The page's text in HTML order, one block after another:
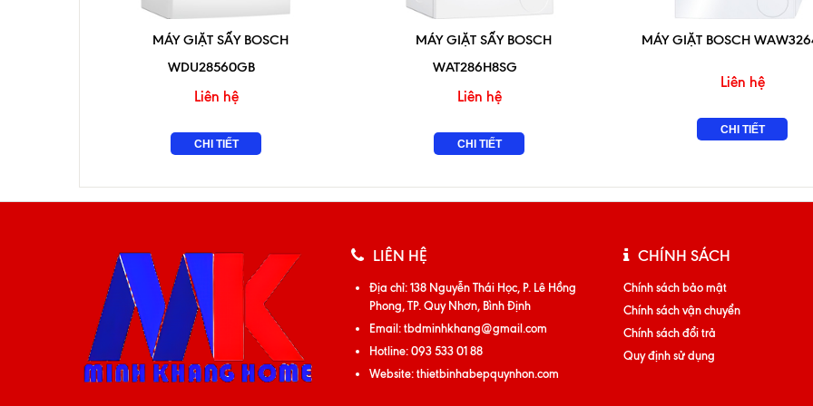
MÁY GIẶT SẤY BOSCH
WDU28560GB
Liên hệ
CHI TIẾT
MÁY GIẶT SẤY BOSCH
WAT286H8SG
Liên hệ
CHI TIẾT
MÁY GIẶT BOSCH
Liên hệ
CHI TIẾT
LIÊN HỆ
Địa chỉ:138 Nguyễn Thái Học, P. Lê Hồng
Phong, TP. Quy Nhơn, Bình Định
Email:tbdminhkhang@gmail.com
Hotline:093 533 01 88
Website:thietbinhabepquynhon.com
CHÍNH SÁCH
Chính sách bảo mật
Chính sách vận chuyển
Chính sách đổi trả
Quy định sử dụng